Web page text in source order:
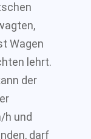
Wagen
lehrt.
der
h und
darf